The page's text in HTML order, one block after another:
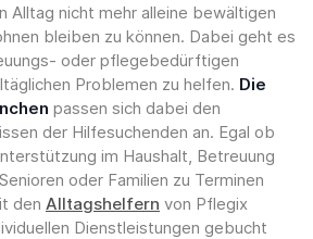
Alltag nicht mehr alleine bewältigen
bleiben zu können. Dabei geht es
oder pflegebedürftigen
Problemen zu helfen. Die
passen sich dabei den
der Hilfesuchenden an. Egal ob
im Haushalt, Betreuung
oder Familien zu Terminen
den Alltagshelfern von Pflegix
Dienstleistungen gebucht